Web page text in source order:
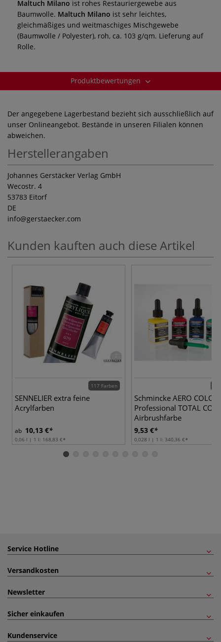
Maltuch Milano ist rohes Restauriergewebe aus
Baumwolle. Maltuch Milano ist sehr leichtes,
gleichmäßiges und weitmaschiges Mischgewebe
(Baumwolle / Polyester), roh, ca. 103 g/qm. Lieferung auf
Rolle.
Produktbewertungen
Der angegebene Lagerbestand bezieht sich ausschließlich auf
unser Onlineangebot. Bestände in unseren Filialen können
abweichen.
Herstellerangaben
Johannes Gerstäcker Verlag GmbH
Wecostr. 4
53783 Eitorf
DE
info@gerstaecker.com
Kunden kauften auch diese Artikel
117 Farben
SENNELIER extra feine
Acrylfarben
ab 10,13 €
0,06 l | 1 l: 168,83 €
Schmincke AERO
Professional TOTAL
Airbrushfarbe
9,53 €
0,028 l | 1 l: 340,36 €
Service Hotline
Versandkosten
Newsletter
Sicher einkaufen
Kundenservice